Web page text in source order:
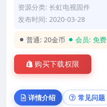
资源分类: 长虹电视固件
发布时间: 2020-03-28
普通: 20金币 会员: 免费
购买下载权限
详情介绍 常见问题